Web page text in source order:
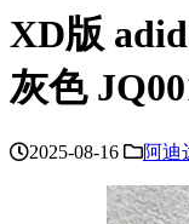
XD版
灰色
2025-08-16 阿迪